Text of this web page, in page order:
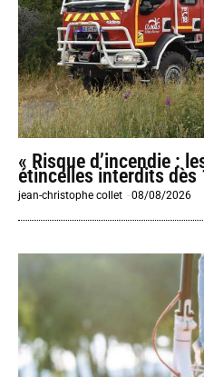
« Risque d’incendie :
étincelles interdits dès
jean-christophe collet -08/08/2026